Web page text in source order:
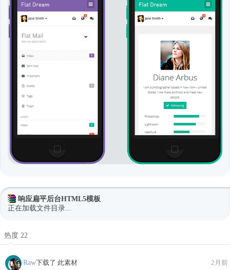
响应扁平后台HTML5模板
正在加载文件目录...
热度 22
Raw下载了 此素材 2月前